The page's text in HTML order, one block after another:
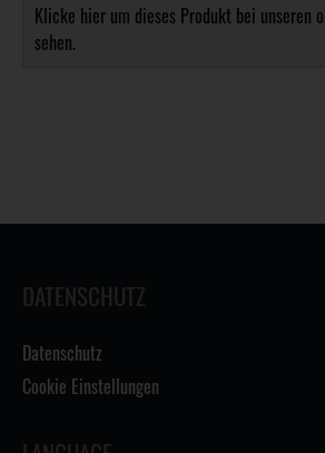
Klicke hier um dieses Produkt bei unseren
sehen.
DATENSCHUTZ
Datenschutz
Cookie Einstellungen